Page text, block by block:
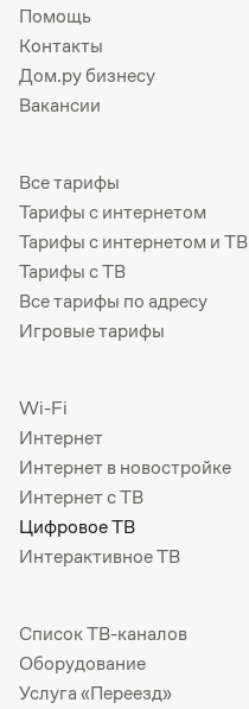
Помощь
Контакты
Дом.ру бизнесу
Вакансии
Все тарифы
Тарифы с интернетом
Тарифы с интернетом и ТВ
Тарифы с ТВ
Все тарифы по адресу
Игровые тарифы
Wi-Fi
Интернет
Интернет в новостройке
Интернет с ТВ
Цифровое ТВ
Интерактивное ТВ
Список ТВ-каналов
Оборудование
Услуга «Переезд»